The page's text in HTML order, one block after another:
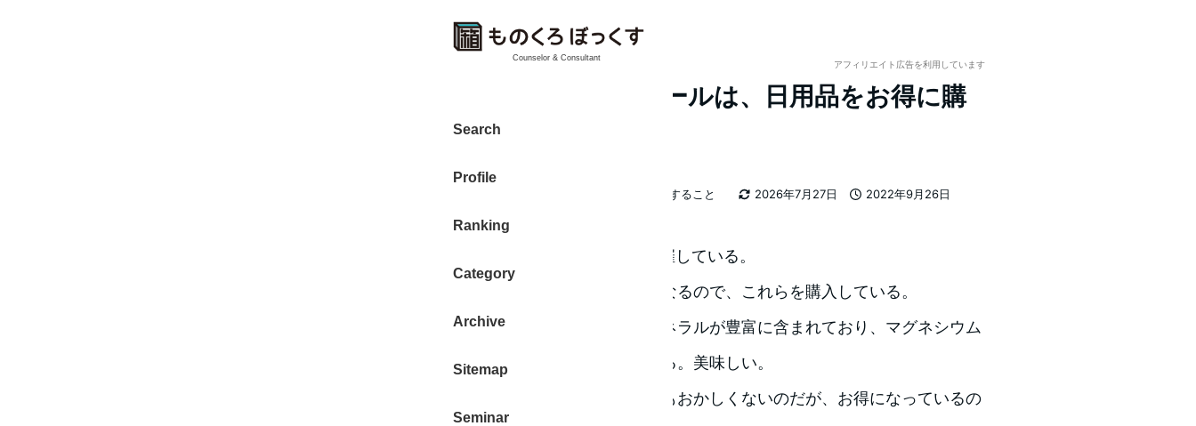
Counselor & Consultant
Search
Profile
Ranking
Category
Archive
Sitemap
Seminar
アフィリエイト広告を利用しています
Amazon タイムセールは、日用品をお得に購
入
2026年7月27日
2022年9月26日
者
WEBに関すること
Amazonがタイムセールを開催している。
私は、日用品を購入がお得になるので、これらを購入している。
毎日飲んでいる微炭酸水。ミネラルが豊富に含まれており、マグネシウム
などのサプリ替わりにしている。美味しい。
円安なので、価格が上がってもおかしくないのだが、お得になっているの